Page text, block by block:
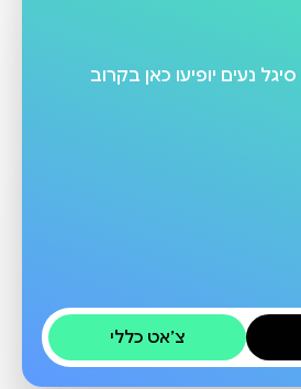
סיגל נעים יופיעו כאן בקרוב
צ׳אט כללי